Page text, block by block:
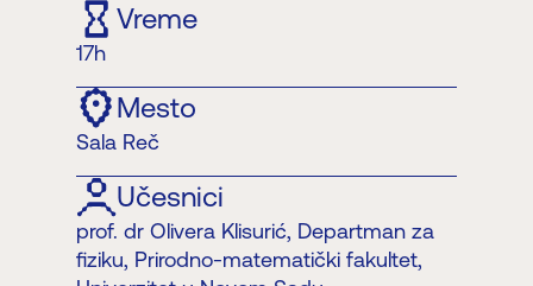
Vreme
17h
Mesto
Sala Reč
Učesnici
prof. dr Olivera Klisurić, Departman za
fiziku, Prirodno-matematički fakultet,